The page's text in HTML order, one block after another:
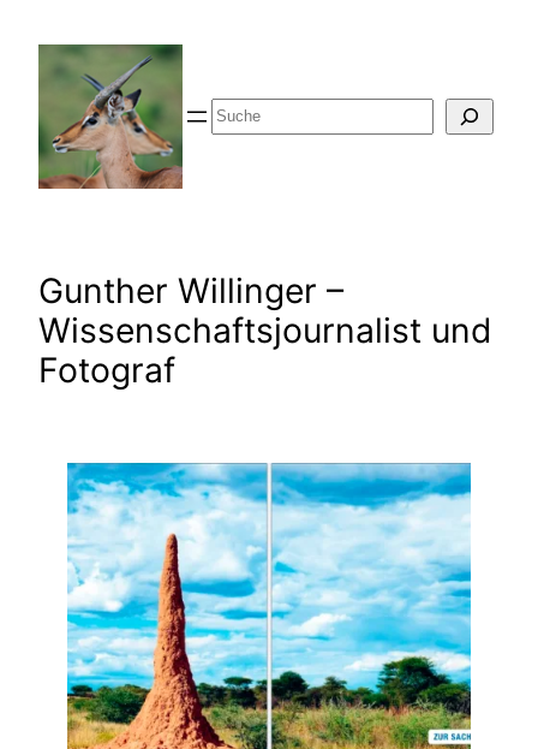
springen
Suche
Gunther Willinger –
Wissenschaftsjournalist und
Fotograf